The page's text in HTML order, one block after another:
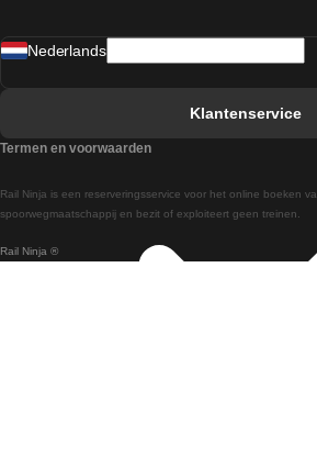
Treinen van Wenen naar
Treinen van Wenen naar
Rail Ninja ®
Rail Ninja is een reserveringsservice voor het online boeken
spoorwegmaatschappij en bezit of exploiteert geen treinen.
Nederlands
Klantenservice
Termen en voorwaarden